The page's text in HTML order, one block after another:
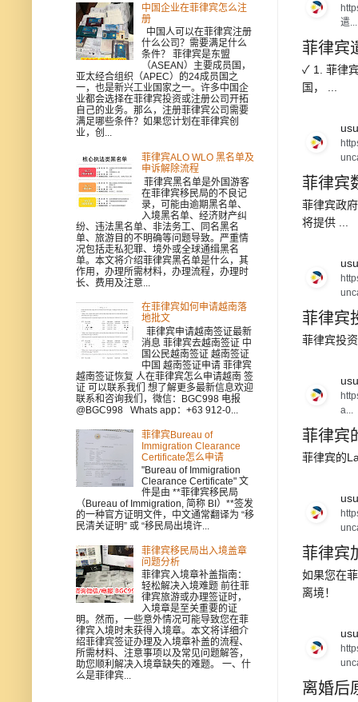
菲律宾
遣...
✓ 1. 菲律
国， ...
菲律宾
菲律宾政
将提供 ...
菲律宾
菲律宾投
菲律宾
a...
菲律宾的
菲律宾
如果您在
离境！
离婚后
中国企业在菲律宾怎么注
册
中国人可以在菲律宾注册
什么公司？需要满足什么
条件？ 菲律宾是东盟
（ASEAN）主要成员国，
亚太经合组织（APEC）的24成员国之
一，也是新兴工业国家之一。许多中国企
业都会选择在菲律宾投资或注册公司开拓
自己的业务。那么，注册菲律宾公司需要
满足哪些条件？如果您计划在菲律宾创
业，创...
菲律宾ALO WLO 黑名单及
申诉解除流程
菲律宾黑名单是外国游客
在菲律宾移民局的不良记
录，可能由逾期黑名单、
入境黑名单、经济财产纠
纷、违法黑名单、非法务工、同名黑名
单、旅游目的不明确等问题导致。严重情
况包括走私犯罪、境外或全球通缉黑名
单。本文将介绍菲律宾黑名单是什么，其
作用，办理所需材料，办理流程，办理时
长、费用及注意...
在菲律宾如何申请越南落
地批文
菲律宾申请越南签证最新
消息 菲律宾去越南签证 中
国公民越南签证 越南签证
中国 越南签证申请 菲律宾
越南签证恢复 人在菲律宾怎么申请越南 签
证 可以联系我们 想了解更多最新信息欢迎
联系和咨询我们，微信：BGC998 电报
@BGC998 Whats app：+63 912-0...
菲律宾Bureau of
Immigration Clearance
Certificate怎么申请
"Bureau of Immigration
Clearance Certificate" 文
件是由 **菲律宾移民局
（Bureau of Immigration, 简称 BI）**签发
的一种官方证明文件，中文通常翻译为 “移
民清关证明” 或 “移民局出境许...
菲律宾移民局出入境盖章
问题分析
菲律宾入境章补盖指南：
轻松解决入境难题 前往菲
律宾旅游或办理签证时，
入境章是至关重要的证
明。然而，一些意外情况可能导致您在菲
律宾入境时未获得入境章。本文将详细介
绍菲律宾签证办理及入境章补盖的流程、
所需材料、注意事项以及常见问题解答，
助您顺利解决入境章缺失的难题。 一、什
么是菲律宾...